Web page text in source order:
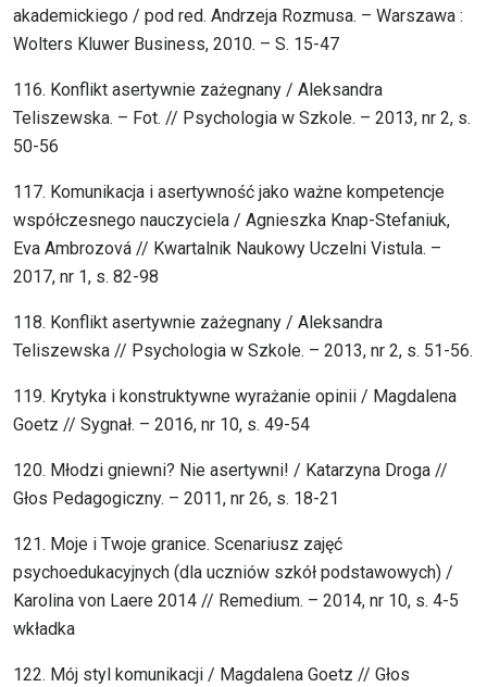
akademickiego / pod red. Andrzeja Rozmusa. – Warszawa :
Wolters Kluwer Business, 2010. – S. 15-47
116. Konflikt asertywnie zażegnany / Aleksandra
Teliszewska. – Fot. // Psychologia w Szkole. – 2013, nr 2, s.
50-56
117. Komunikacja i asertywność jako ważne kompetencje
współczesnego nauczyciela / Agnieszka Knap-Stefaniuk,
Eva Ambrozová // Kwartalnik Naukowy Uczelni Vistula. –
2017, nr 1, s. 82-98
118. Konflikt asertywnie zażegnany / Aleksandra
Teliszewska // Psychologia w Szkole. – 2013, nr 2, s. 51-56.
119. Krytyka i konstruktywne wyrażanie opinii / Magdalena
Goetz // Sygnał. – 2016, nr 10, s. 49-54
120. Młodzi gniewni? Nie asertywni! / Katarzyna Droga //
Głos Pedagogiczny. – 2011, nr 26, s. 18-21
121. Moje i Twoje granice. Scenariusz zajęć
psychoedukacyjnych (dla uczniów szkół podstawowych) /
Karolina von Laere 2014 // Remedium. – 2014, nr 10, s. 4-5
wkładka
122. Mój styl komunikacji / Magdalena Goetz // Głos